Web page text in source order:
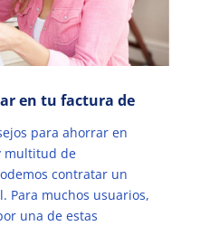
en tu factura de
para ahorrar en
multitud de
contratar un
Para muchos usuarios,
una de estas